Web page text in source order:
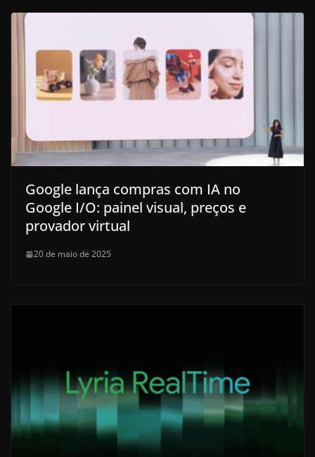
Google lança compras com IA no
Google I/O: painel visual, preços e
provador virtual
20 de maio de 2025